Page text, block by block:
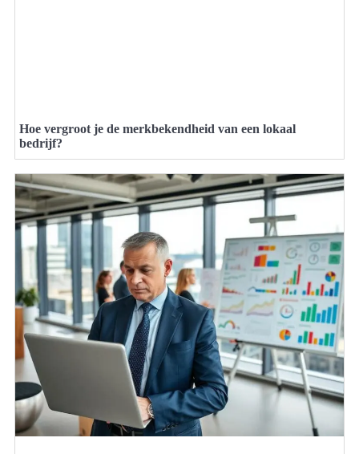
Hoe vergroot je de merkbekendheid van een lokaal
bedrijf?